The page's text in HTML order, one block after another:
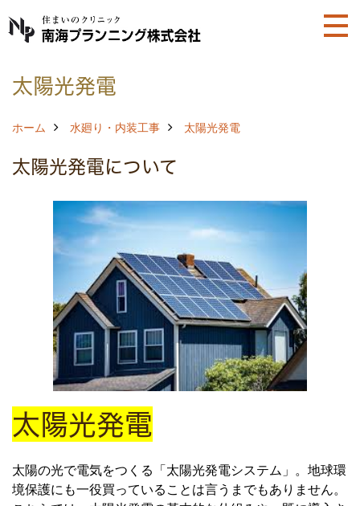
太陽光発電
ホーム 水廻り・内装工事 太陽光発電
太陽光発電について
太陽光発電
太陽の光で電気をつくる「太陽光発電システム」。地球環
境保護にも一役買っていることは言うまでもありません。